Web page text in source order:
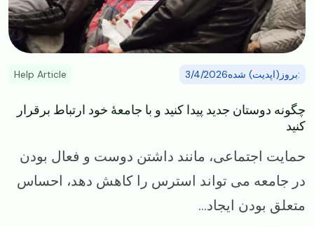
:بروز(اپدیت) شده3/4/2026 Help Article
چگونه دوستان جدید پیدا کنید و با جامعهٔ خود ارتباط برقرار
کنید
حمایت اجتماعی، مانند داشتن دوست و فعال بودن
در جامعه می تواند استرس را کاهش دهد، احساس
متعلق بودن ایجاد...